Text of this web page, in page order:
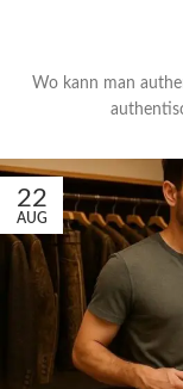
Wo kann man
22
AUG